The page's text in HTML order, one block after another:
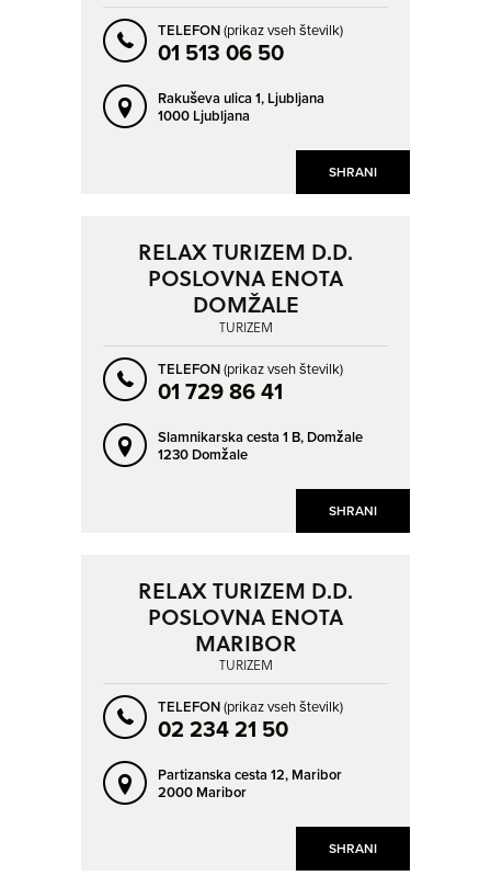
SHRANI
TELEFON(prikaz vseh številk)
01 513 06 50
Rakuševa ulica 1, Ljubljana
1000 Ljubljana
SHRANI
RELAX TURIZEM D.D.
POSLOVNA ENOTA
DOMŽALE
TURIZEM
TELEFON(prikaz vseh številk)
01 729 86 41
Slamnikarska cesta 1 B, Domžale
1230 Domžale
SHRANI
RELAX TURIZEM D.D.
POSLOVNA ENOTA
MARIBOR
TURIZEM
TELEFON(prikaz vseh številk)
02 234 21 50
Partizanska cesta 12, Maribor
2000 Maribor